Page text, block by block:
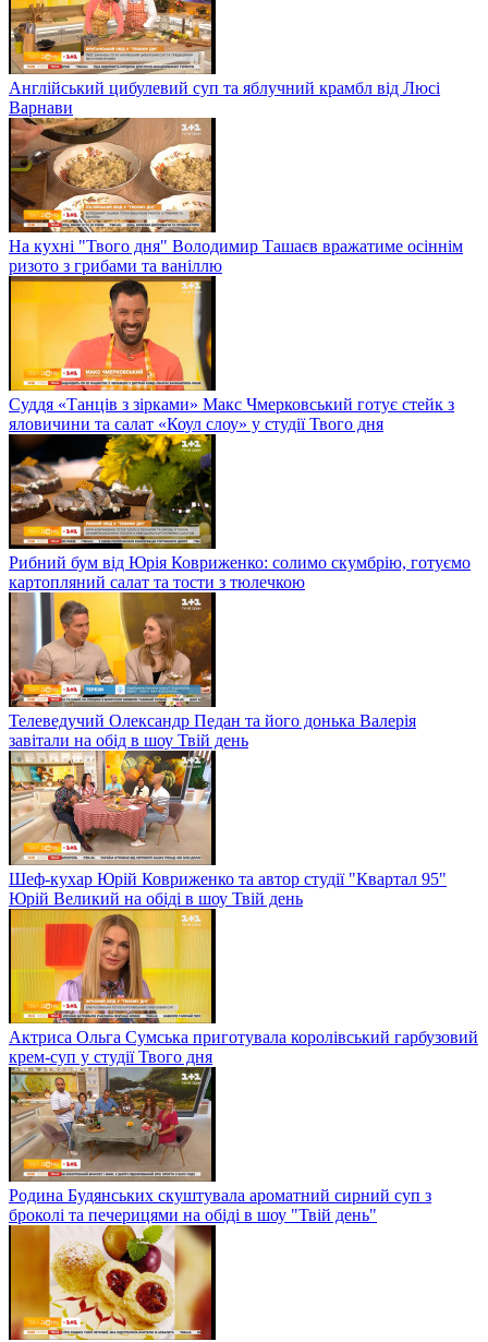
Англійський цибулевий суп та яблучний крамбл від Люсі
Варнави
На кухні "Твого дня" Володимир Ташаєв вражатиме осіннім
ризото з грибами та ваніллю
Суддя «Танців з зірками» Макс Чмерковський готує стейк з
яловичини та салат «Коул слоу» у студії Твого дня
Рибний бум від Юрія Ковриженко: солимо скумбрію, готуємо
картопляний салат та тости з тюлечкою
Телеведучий Олександр Педан та його донька Валерія
завітали на обід в шоу Твій день
Шеф-кухар Юрій Ковриженко та автор студії "Квартал 95"
Юрій Великий на обіді в шоу Твій день
Актриса Ольга Сумська приготувала королівський гарбузовий
крем-суп у студії Твого дня
Родина Будянських скуштувала ароматний сирний суп з
броколі та печерицями на обіді в шоу "Твій день"